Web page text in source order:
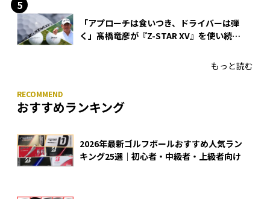
「アプローチは食いつき、ドライバーは弾
く」髙橋竜彦が『Z-STAR XV』を使い続け
もっと読む
おすすめランキング
2026年最新ゴルフボールおすすめ人気ラン
キング25選｜初心者・中級者・上級者向け